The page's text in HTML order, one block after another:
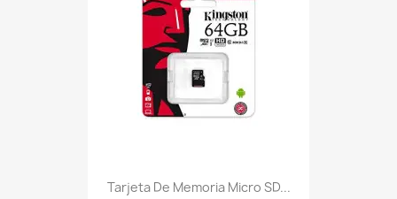
Tarjeta De Memoria Micro SD...